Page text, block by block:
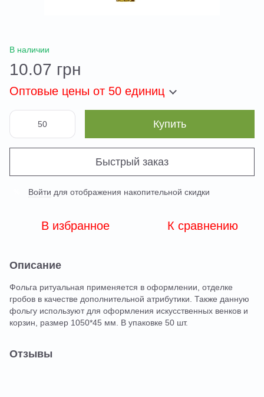
В наличии
10.07 грн
Оптовые цены от 50 единиц
Купить
Быстрый заказ
Войти для отображения накопительной скидки
В избранное К сравнению
Описание
Фольга ритуальная применяется в оформлении, отделке
гробов в качестве дополнительной атрибутики. Также данную
фольгу используют для оформления искусственных венков и
корзин, размер 1050*45 мм. В упаковке 50 шт.
Отзывы